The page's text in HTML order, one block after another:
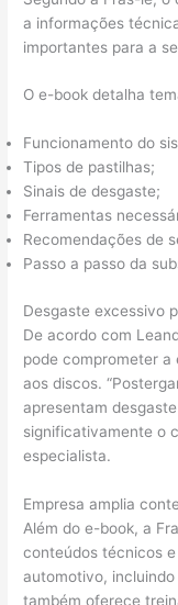
a informações
importantes para a
O e-book detalha
Funcionamento do
Tipos de pastilhas;
Sinais de desgaste;
Ferramentas
Recomendações de
Passo a passo da
Desgaste excessivo
De acordo com
pode comprometer
aos discos.
apresentam
significativamente o
especialista.
Empresa amplia
Além do e-book, a
conteúdos técnicos
automotivo,
também oferece